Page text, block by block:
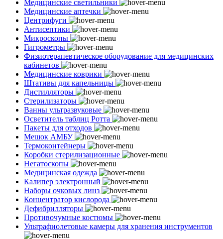
Медицинские светильники
Медицинские аптечки
Центрифуги
Антисептики
Микроскопы
Гигрометры
Физиотерапевтическое оборудование для медицинских
кабинетов
Медицинские коврики
Штативы для капельницы
Дистилляторы
Стерилизаторы
Ванны ультразвуковые
Осветитель таблиц Ротта
Пакеты для отходов
Мешок АМБУ
Термоконтейнеры
Коробки стерилизационные
Негатоскопы
Медицинская одежда
Калипер электронный
Наборы очковых линз
Концентратор кислорода
Дефибрилляторы
Противочумные костюмы
Ультрафиолетовые камеры для хранения инструментов